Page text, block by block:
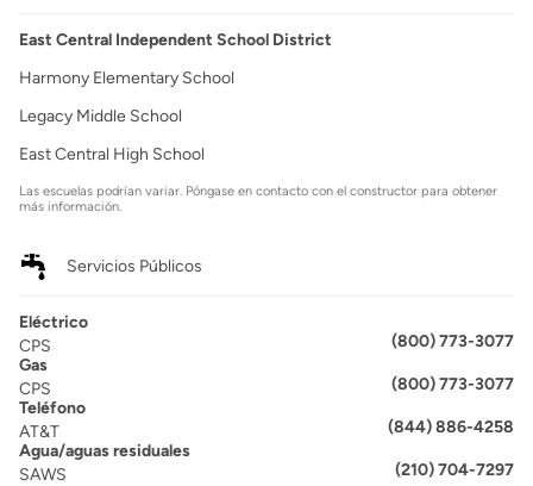
East Central Independent School District
Harmony Elementary School
Legacy Middle School
East Central High School
Las escuelas podrían variar. Póngase en contacto con el constructor para obtener
más información.
Servicios Públicos
Eléctrico
CPS
(800) 773-3077
Gas
CPS
(800) 773-3077
Teléfono
AT&T
(844) 886-4258
Agua/aguas residuales
SAWS
(210) 704-7297